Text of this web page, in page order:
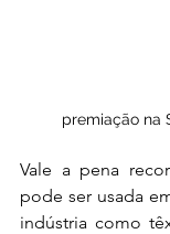
premiação na
Vale a pena
pode ser usada
indústria como